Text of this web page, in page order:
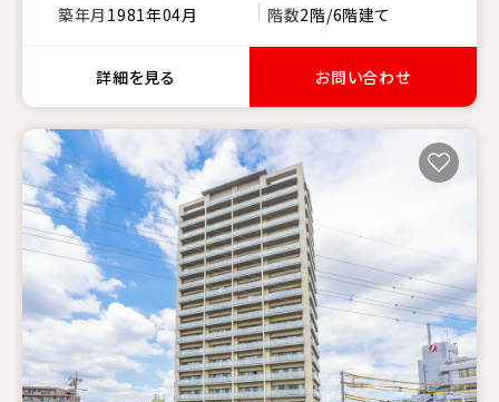
築年月 1981年04月 階数2階/6階建て
詳細を見る お問い合わせ